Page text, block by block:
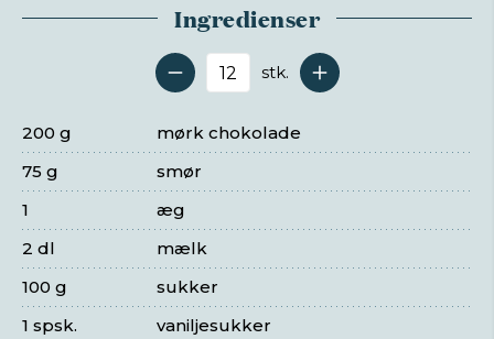
Ingredienser
Antal serveringer
stk.
mørk chokolade
200 g
smør
75 g
æg
1
mælk
2 dl
sukker
100 g
vaniljesukker
1 spsk.